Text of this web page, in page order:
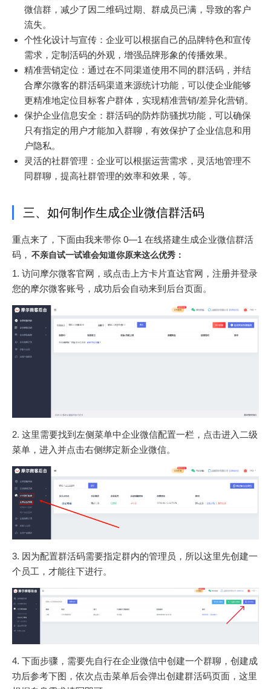
微信群，减少了因二维码过期、群成员已满，导致的客户
流失。
个性化设计与宣传：企业可以根据自己的品牌特色和宣传
需求，定制活码的外观，增强品牌形象的传播效果。
精准营销定位：通过在不同渠道使用不同的群活码，并结
合摩尔微客的群活码渠道来源统计功能，可以使企业能够
更精准地定位目标客户群体，实现精准营销/差异化营销。
保护企业信息安全：群活码的防炸防骚扰功能，可以确保
只有指定的用户才能加入群聊，有效保护了企业信息和用
户隐私。
灵活的社群管理：企业可以根据运营需求，灵活地管理不
同群聊，提高社群管理的效率和效果，等。
三、如何制作生成企业微信群活码
重点来了，下面由我来带你 0—1 在线搭建生成企业微信群活
码， 不亲自试一试谁会知道你原来这么优秀：
1. 访问摩尔微客官网，或点击上方卡片直达官网，注册并登录
您的摩尔微客账号，成功后会自动来到后台页面。
2. 这里需要找到左侧菜单中企业微信配置一栏，点击进入二级
菜单，进入并点击右侧绑定新企业微信。
3. 因为配置群活码需要指定群内的管理员，所以这里先创建一
个员工，才能往下进行。
4. 下面步骤，需要先自行在企业微信中创建一个群聊，创建成
功后参考下图，依次点击菜单后会弹出创建群活码页面，这里